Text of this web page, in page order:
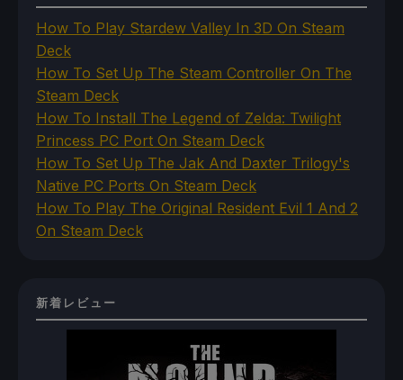
How To Play Stardew Valley In 3D On Steam
Deck
How To Set Up The Steam Controller On The
Steam Deck
How To Install The Legend of Zelda: Twilight
Princess PC Port On Steam Deck
How To Set Up The Jak And Daxter Trilogy's
Native PC Ports On Steam Deck
How To Play The Original Resident Evil 1 And 2
On Steam Deck
新着レビュー